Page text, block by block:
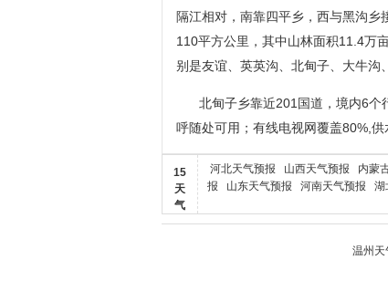
隔江相对，南靠四平乡，西与黑沟
110平方公里，其中山林面积11.4万
别是友谊、英英沟、北甸子、大牛沟
北甸子乡靠近201国道，境内6个
呼随处可用；有线电视网覆盖80%,
15
天
气
河北天气预报 山西天气预报 内蒙
报
山东天气预报 河南天气预报 湖
温州天